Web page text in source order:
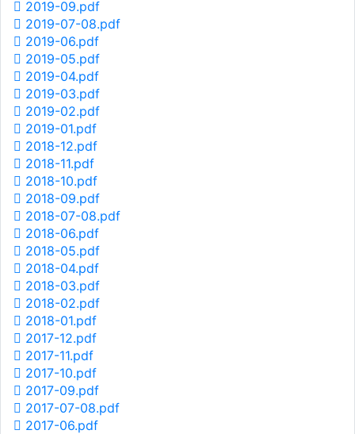
2019-09.pdf
2019-07-08.pdf
2019-06.pdf
2019-05.pdf
2019-04.pdf
2019-03.pdf
2019-02.pdf
2019-01.pdf
2018-12.pdf
2018-11.pdf
2018-10.pdf
2018-09.pdf
2018-07-08.pdf
2018-06.pdf
2018-05.pdf
2018-04.pdf
2018-03.pdf
2018-02.pdf
2018-01.pdf
2017-12.pdf
2017-11.pdf
2017-10.pdf
2017-09.pdf
2017-07-08.pdf
2017-06.pdf